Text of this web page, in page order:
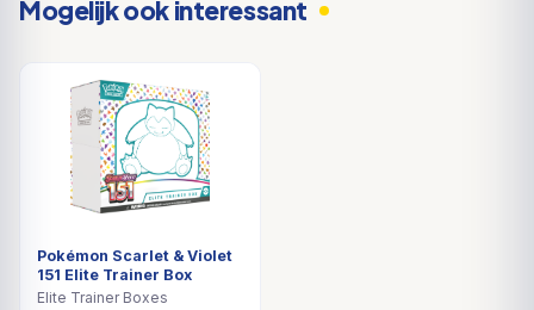
Mogelijk ook interessant
Pokémon Scarlet & Violet
151 Elite Trainer Box
Elite Trainer Boxes